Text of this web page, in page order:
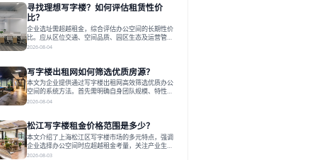
运营方通过空间优化与社群服务，助力企业成长，推
动市场向多元化、高性价比方向发展。近年来，西安
写字楼市场呈现出租金持续调整的态势，这一现象引
发了的广泛关注。作为西部重要
寻找理想写字楼？如何评估租赁性价
比？
企业选址需超越租金，综合评估办公空间的长期性价
比。应从区位交通、空间品质、园区生态及运营管理
四个核心维度权衡财务支出与长期价值回报。理想的
衡。对于许多正在成长或寻求稳定发展的企业而言，
寻找一处合适的办公空间是一项至关重要的决策。这
不仅关系到团队的日常工作效率与协作氛围，更直接
影响着企业的品牌形象、运营成本
2026-08-04
写字楼出租网如何筛选优质房源？
本文为企业提供通过写字楼出租网高效筛选优质办公
空间的系统方法。首先需明确自身团队规模、特性、
预算等核心需求。线上筛选时，应深入解读房源参
背景与持续服务能力。完成线上初选后，必须进行线
下实地验证，核对空间实景、测试设施、感受园区氛
围并确认合同条款，从而做出精确决策。在数字化时
代，写字楼出租网已成为企业寻找
2026-08-04
松江写字楼租金价格范围是多少？
本文介绍了上海松江区写字楼市场的多元特点，强调
企业选择办公空间时应超越租金考量，关注产业生态
与综合服务。文章分析了市场概况、影响空间价值的
2026-08-03